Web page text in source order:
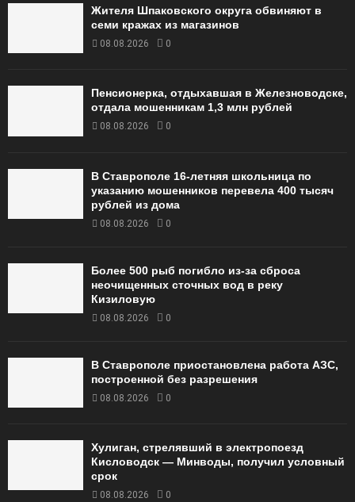
Жителя Шпаковского округа обвиняют в
семи кражах из магазинов
08.08.2026 0
Пенсионерка, отдыхавшая в Железноводске,
отдала мошенникам 1,3 млн рублей
08.08.2026 0
В Ставрополе 16-летняя школьница по
указанию мошенников перевела 400 тысяч
рублей из дома
08.08.2026 0
Более 500 рыб погибло из-за сброса
неочищенных сточных вод в реку
Кизиловую
08.08.2026 0
В Ставрополе приостановлена работа АЗС,
построенной без разрешения
08.08.2026 0
Хулиган, стрелявший в электропоезд
Кисловодск — Минводы, получил условный
срок
08.08.2026 0